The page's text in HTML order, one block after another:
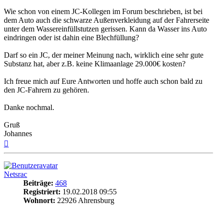
Wie schon von einem JC-Kollegen im Forum beschrieben, ist bei
dem Auto auch die schwarze Außenverkleidung auf der Fahrerseite
unter dem Wassereinfüllstutzen gerissen. Kann da Wasser ins Auto
eindringen oder ist dahin eine Blechfüllung?
Darf so ein JC, der meiner Meinung nach, wirklich eine sehr gute
Substanz hat, aber z.B. keine Klimaanlage 29.000€ kosten?
Ich freue mich auf Eure Antworten und hoffe auch schon bald zu
den JC-Fahrern zu gehören.
Danke nochmal.
Gruß
Johannes
Netsrac
Beiträge: 468
Registriert: 19.02.2018 09:55
Wohnort: 22926 Ahrensburg